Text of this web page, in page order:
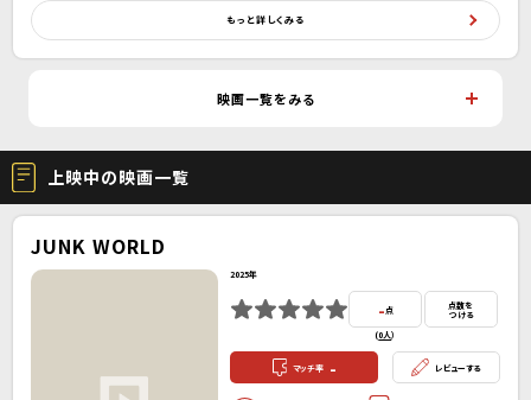
もっと詳しくみる
映画一覧をみる
上映中の映画一覧
JUNK WORLD
2025年
- 点
(0人）
点数を
つける
マッチ率 - レビューする